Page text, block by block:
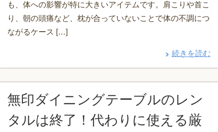
も、体への影響が特に大きいアイテムです。肩こりや首こ
り、朝の頭痛など、枕が合っていないことで体の不調につ
ながるケース […]
続きを読む
無印ダイニングテーブルのレン
タルは終了！代わりに使える厳